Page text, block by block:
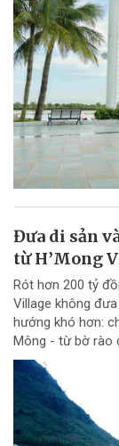
Đưa di sản
từ H’Mong
Rót hơn 200 tỷ
Village không
hướng khó hơn:
Mông - từ bờ rào